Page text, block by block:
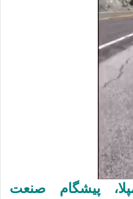
پیشگام صنعت